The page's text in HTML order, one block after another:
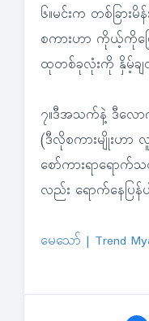
၆။မင်းက တစ်ခြာ
စကားဟာ ကိုယ့်ကိုမြှ
ထုတစ်ခုလုံးကို နှိမ့်ချ
၇။ဒီအသက်နဲ့ ဒီလေ
(ဒီလိုစကားမျိုးဟ
စော်ကားရာရောက်သ
လည်း ရောက်နေပြန်
မေသော် | Trend